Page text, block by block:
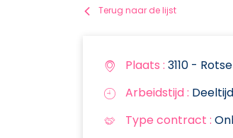
Terug naar de lijst
Plaats : 3110 -
Arbeidstijd :
Type contract :